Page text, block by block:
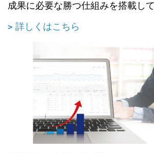
成果に必要な勝つ仕組みを搭載して
詳しくはこちら